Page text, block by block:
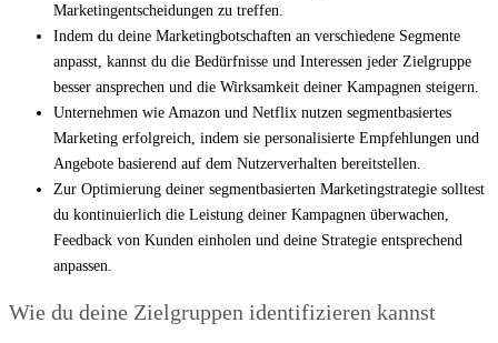
Marketingentscheidungen zu treffen.
Indem du deine Marketingbotschaften an verschiedene Segmente
anpasst, kannst du die Bedürfnisse und Interessen jeder Zielgruppe
besser ansprechen und die Wirksamkeit deiner Kampagnen steigern.
Unternehmen wie Amazon und Netflix nutzen segmentbasiertes
Marketing erfolgreich, indem sie personalisierte Empfehlungen und
Angebote basierend auf dem Nutzerverhalten bereitstellen.
Zur Optimierung deiner segmentbasierten Marketingstrategie solltest
du kontinuierlich die Leistung deiner Kampagnen überwachen,
Feedback von Kunden einholen und deine Strategie entsprechend
anpassen.
Wie du deine Zielgruppen identifizieren kannst